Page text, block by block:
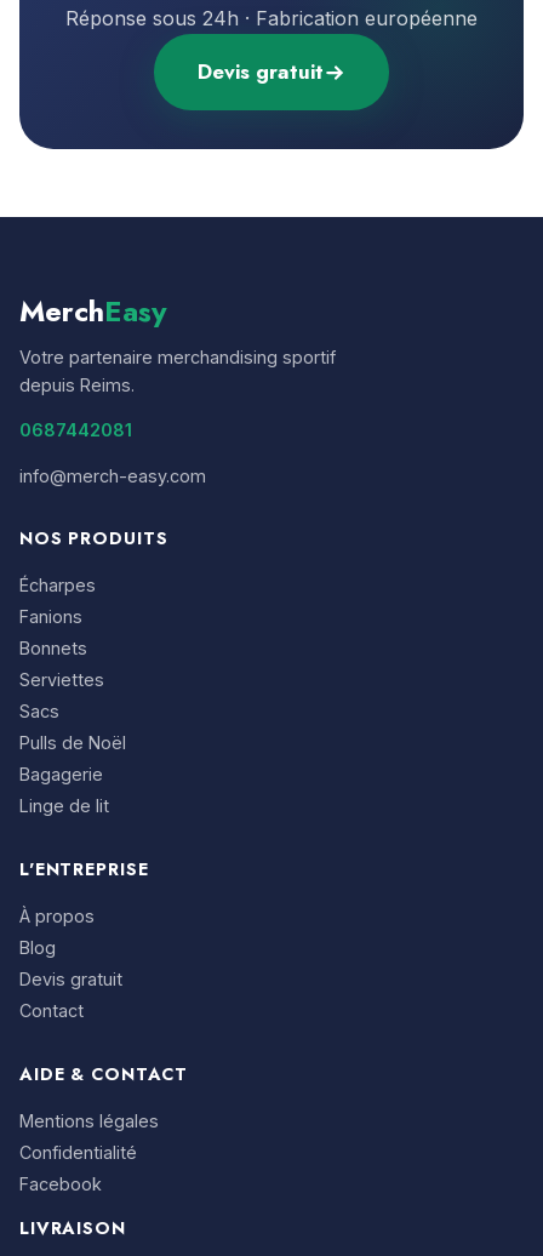
Réponse sous 24h · Fabrication européenne
Devis gratuit
MerchEasy
Votre partenaire merchandising sportif
depuis Reims.
0687442081
info@merch-easy.com
NOS PRODUITS
Écharpes
Fanions
Bonnets
Serviettes
Sacs
Pulls de Noël
Bagagerie
Linge de lit
L'ENTREPRISE
À propos
Blog
Devis gratuit
Contact
AIDE & CONTACT
Mentions légales
Confidentialité
Facebook
LIVRAISON